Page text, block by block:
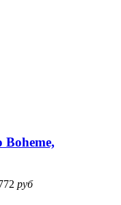
Boheme,
руб